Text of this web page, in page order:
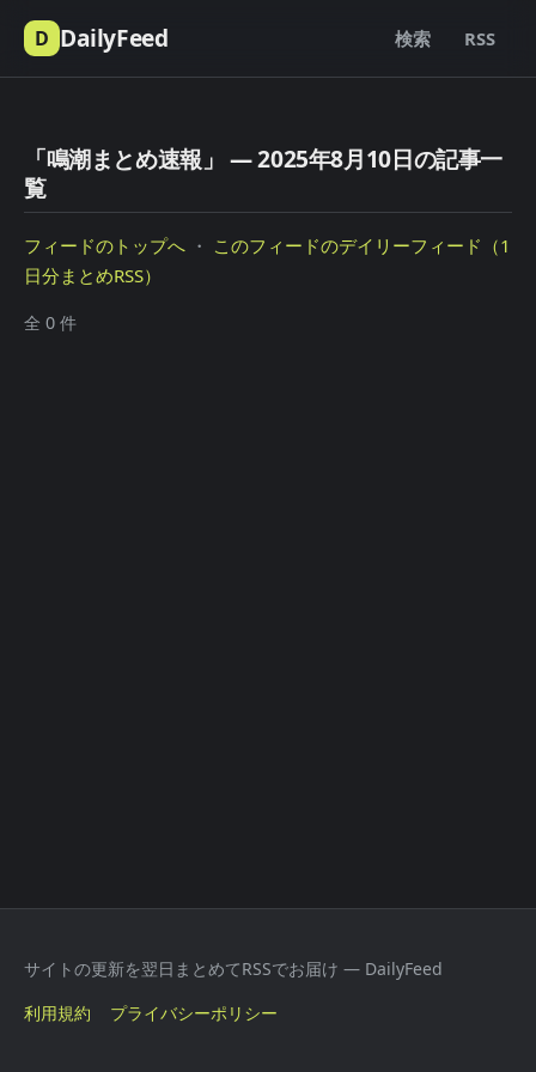
D DailyFeed 検索 RSS
「鳴潮まとめ速報」 — 2025年8月10日の記事一
覧
フィードのトップへ ・ このフィードのデイリーフィード（1
日分まとめRSS）
全 0 件
サイトの更新を翌日まとめてRSSでお届け — DailyFeed
利用規約
プライバシーポリシー